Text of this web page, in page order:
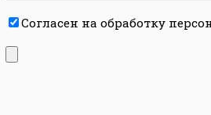
Согласен на обработку